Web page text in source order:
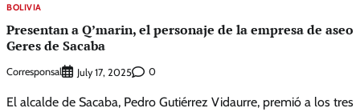
BOLIVIA
Presentan a Q’marin, el personaje de la empresa de aseo
Geres de Sacaba
Corresponsal July 17, 2025 0
El alcalde de Sacaba, Pedro Gutiérrez Vidaurre, premió a los tres